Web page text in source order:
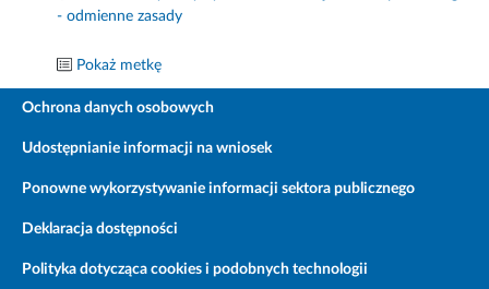
- odmienne zasady
Pokaż metkę
Ochrona danych osobowych
Udostępnianie informacji na wniosek
Ponowne wykorzystywanie informacji sektora publicznego
Deklaracja dostępności
Polityka dotycząca cookies i podobnych technologii